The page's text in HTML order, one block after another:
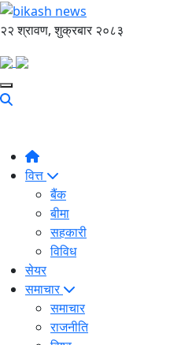
२२ श्रावण, शुक्रबार २०८३
वित्त
बैंक
बीमा
सहकारी
विविध
सेयर
समाचार
समाचार
राजनीति